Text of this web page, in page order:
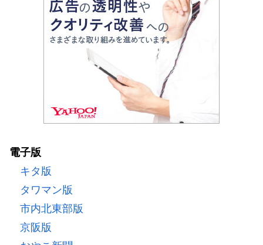
電子版
キタ版
タワマン版
市内北東部版
京阪版